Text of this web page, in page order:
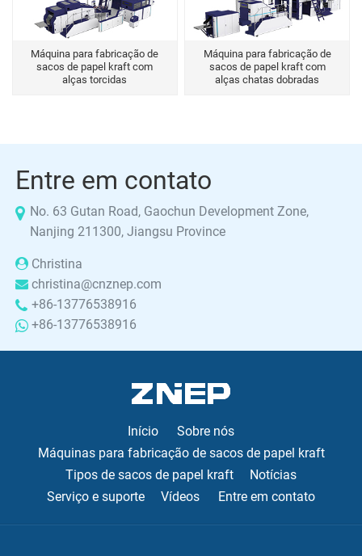
Máquina para fabricação de
sacos de papel kraft com
alças torcidas
Máquina para fabricação de
sacos de papel kraft com
alças chatas dobradas
Entre em contato
No. 63 Gutan Road, Gaochun Development Zone,
Nanjing 211300, Jiangsu Province
Christina
christina@cnznep.com
+86-13776538916
+86-13776538916
Início
Sobre nós
Máquinas para fabricação de sacos de papel kraft
Tipos de sacos de papel kraft
Notícias
Serviço e suporte
Vídeos Entre em contato